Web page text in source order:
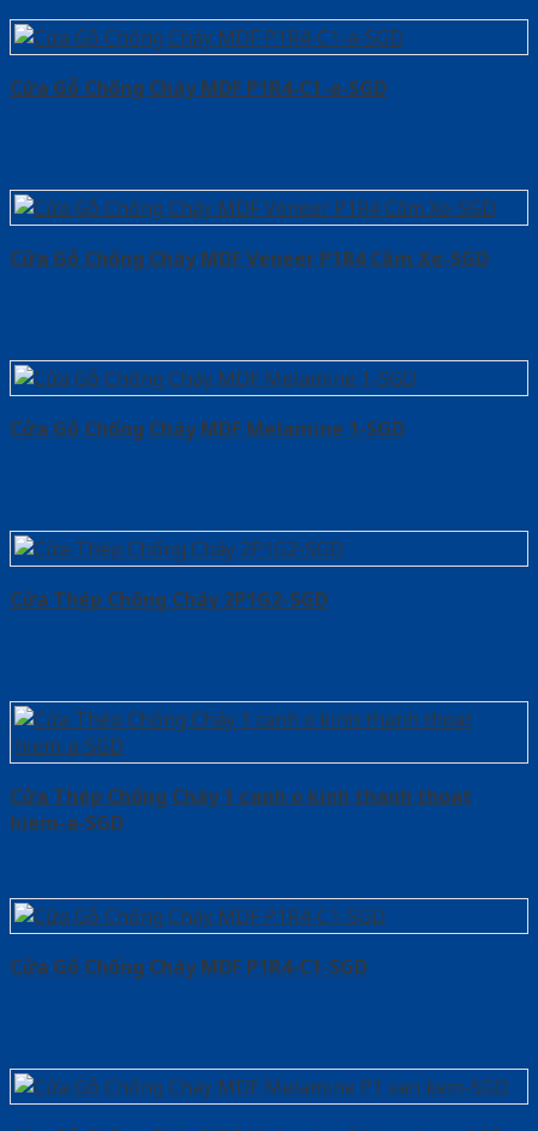
Cửa Gỗ Chống Cháy MDF P1R4-C1-a-SGD
Cửa Gỗ Chống Cháy MDF Veneer P1R4 Căm Xe-SGD
Cửa Gỗ Chống Cháy MDF Melamine 1-SGD
Cửa Thép Chống Cháy 2P1G2-SGD
Cửa Thép Chống Cháy 1 canh o kinh thanh thoat
hiem-a-SGD
Cửa Gỗ Chống Cháy MDF P1R4-C1-SGD